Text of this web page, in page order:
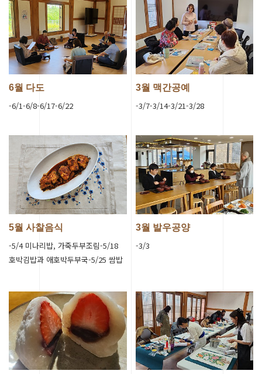
6월 다도
-6/1-6/8-6/17-6/22
3월 맥간공예
-3/7-3/14-3/21-3/28
5월 사찰음식
-5/4 미나리밥, 가죽두부조림-5/18
호박김밥과 애호박두부국-5/25 쌈밥
3월 발우공양
-3/3